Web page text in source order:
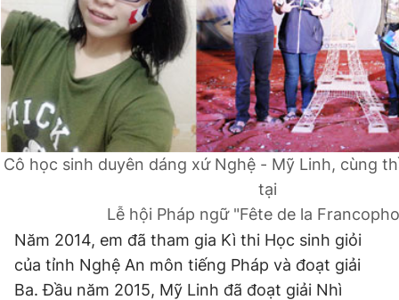
Cô học sinh duyên dáng xứ Nghệ - Mỹ Linh, cùng
tại
Lễ hội Pháp ngữ "Fête de la
Năm 2014, em đã tham gia Kì thi Học sinh giỏi
của tỉnh Nghệ An môn tiếng Pháp và đoạt giải
Ba. Đầu năm 2015, Mỹ Linh đã đoạt giải Nhì